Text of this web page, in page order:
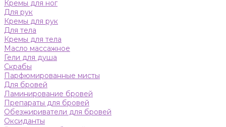
Кремы для ног
Для рук
Кремы для рук
Для тела
Кремы для тела
Масло массажное
Гели для душа
Скрабы
Парфюмированные мисты
Для бровей
Ламинирование бровей
Препараты для бровей
Обезжириватели для бровей
Оксиданты